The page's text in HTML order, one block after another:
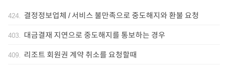
424. 결정정보업체 / 서비스 불만족으로 중도해지와 환불 요청
403. 대금결재 지연으로 중도해지를 통보하는 경우
409. 리조트 회원권 계약 취소를 요청할때